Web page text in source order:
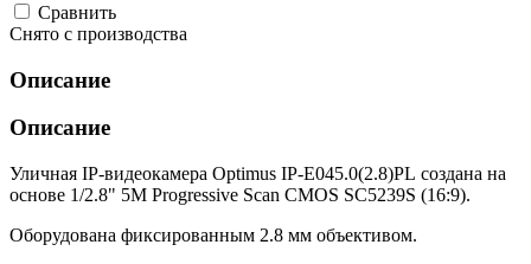
Cравнить
Снято с производства
Описание
Описание
Уличная IP-видеокамера Optimus IP-E045.0(2.8)PL создана на
основе 1/2.8" 5M Progressive Scan CMOS SC5239S (16:9).
Оборудована фиксированным 2.8 мм объективом.